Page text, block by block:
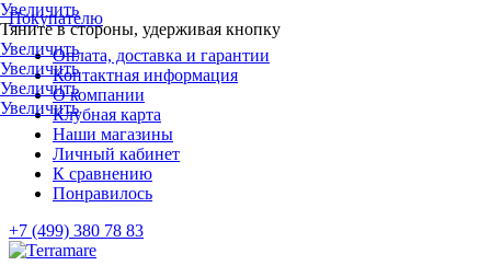
Покупателю
Оплата, доставка и гарантии
Контактная информация
О компании
Клубная карта
Наши магазины
Личный кабинет
К сравнению
Понравилось
+7 (499) 380 78 83
Увеличить
Тяните в стороны, удерживая кнопку
Увеличить
Увеличить
Увеличить
Увеличить